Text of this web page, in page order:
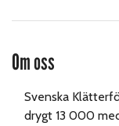
Om oss
Svenska
drygt 13 000